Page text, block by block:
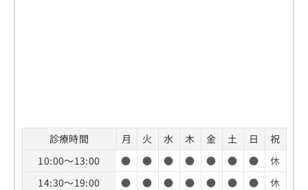
診療時間 月 火 水 木 金 土 日
祝
10:00～13:00
● ● ● ● ● ● ●
休
14:30～19:00
● ● ● ● ● ● ●
休